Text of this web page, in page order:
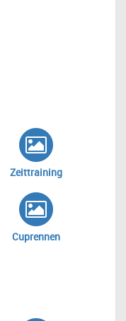
Zeittraining
Cuprennen